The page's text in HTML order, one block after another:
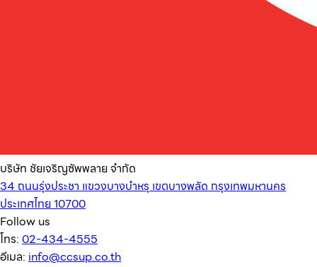
บริษัท ชัยเจริญซัพพลาย จำกัด
34 ถนนรุ่งประชา แขวงบางบำหรุ เขตบางพลัด กรุงเทพมหานคร
ประเทศไทย 10700
Follow us
โทร: 02-434-4555
อีเมล: info@ccsup.co.th